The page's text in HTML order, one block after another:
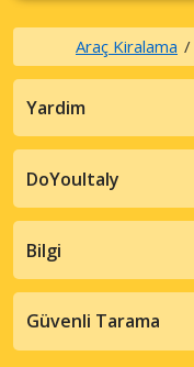
Araç Kiralama
Yardim
DoYouItaly
Bilgi
Güvenli Tarama